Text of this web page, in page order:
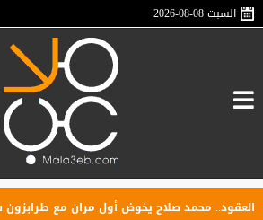
السبت2026-08-08
محمد صلاح يخوض أول مران مع طرابزون سبور